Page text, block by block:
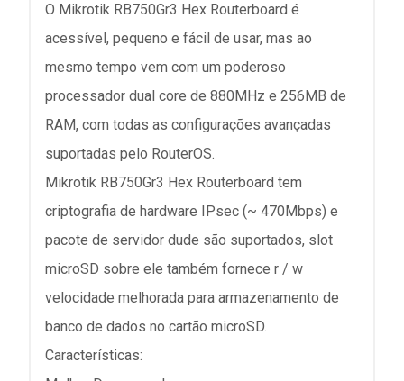
O Mikrotik RB750Gr3 Hex Routerboard é
acessível, pequeno e fácil de usar, mas ao
mesmo tempo vem com um poderoso
processador dual core de 880MHz e 256MB de
RAM, com todas as configurações avançadas
suportadas pelo RouterOS.
Mikrotik RB750Gr3 Hex Routerboard tem
criptografia de hardware IPsec (~ 470Mbps) e
pacote de servidor dude são suportados, slot
microSD sobre ele também fornece r / w
velocidade melhorada para armazenamento de
banco de dados no cartão microSD.
Características: